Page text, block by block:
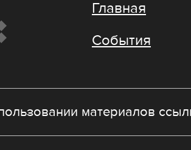
Главная
События
материалов